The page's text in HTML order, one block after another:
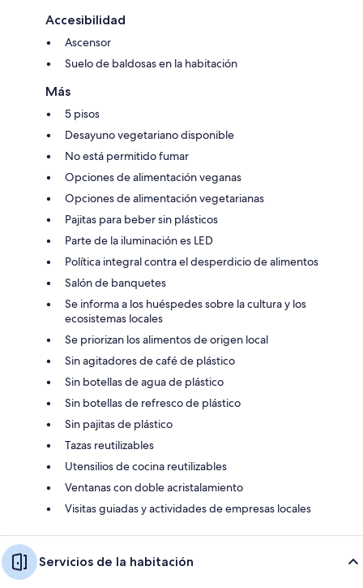
Accesibilidad
Ascensor
Suelo de baldosas en la habitación
Más
5 pisos
Desayuno vegetariano disponible
No está permitido fumar
Opciones de alimentación veganas
Opciones de alimentación vegetarianas
Pajitas para beber sin plásticos
Parte de la iluminación es LED
Política integral contra el desperdicio de alimentos
Salón de banquetes
Se informa a los huéspedes sobre la cultura y los
ecosistemas locales
Se priorizan los alimentos de origen local
Sin agitadores de café de plástico
Sin botellas de agua de plástico
Sin botellas de refresco de plástico
Sin pajitas de plástico
Tazas reutilizables
Utensilios de cocina reutilizables
Ventanas con doble acristalamiento
Visitas guiadas y actividades de empresas locales
Servicios de la habitación